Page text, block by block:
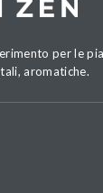
per le
aromatiche.